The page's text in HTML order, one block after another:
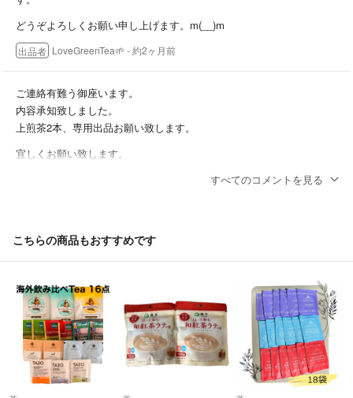
す。(^-^)
☆おまとめ割引あります。コメントよりお知らせ下さい
☆お茶豆知識は、ネット上でのお茶選びのご判断にもお役立ていただけ
る事と思います♪
☆互繁園のお茶豆知識☆
浅蒸し深蒸しの話です。お茶になるまでの工程の一つ蒸しの作業があり
ます。何故蒸すのか？生葉摘み後、主に酸化発酵の働きを止めるためで
葉、水色、味の違い』●浅蒸し→細長、黄金色、旨みと渋みがあり後味
スッキリ◯深蒸し→細かい茶葉(蒸し時間が長い為、蒸す後の揉む工程
す^ ^)、渋みが和らぎまろやかな甘みとコクのある味。
※狭山の新茶詰み時期は4月下旬〜5月です。小売店は袋に詰めた時から
通常賞味期限1年です。より新鮮なものをお届けしたい為、同じ煎茶で
あっても私達生産者(狭山の茶組合加入農家)は半年の賞味期限としてい
ます。(^-^)
【⚠️注意】
当園商品を転売によってご購入された商品の品質等の責任は一切負い兼
どうぞよろしくお願い申し上げます。m(__)m
出品者 LoveGreenTea🌱 - 約2ヶ月前
ご連絡有難う御座います。
内容承知致しました。
上煎茶2本、専用出品お願い致します。
宜しくお願い致します。
コメントいただき大変ありがとうございます！
上煎茶100gx2本(新茶/本年度産)
にて、¥1,793(送料無料)となります。
よろしければ、専用出品をお作り致します。お知らせください。
ご検討のほど、どうぞよろしくお願い申し上げます。m(__)m
出品者 LoveGreenTea🌱 - 約2ヶ月前
すべてのコメントを見る
こちらの商品もおすすめです